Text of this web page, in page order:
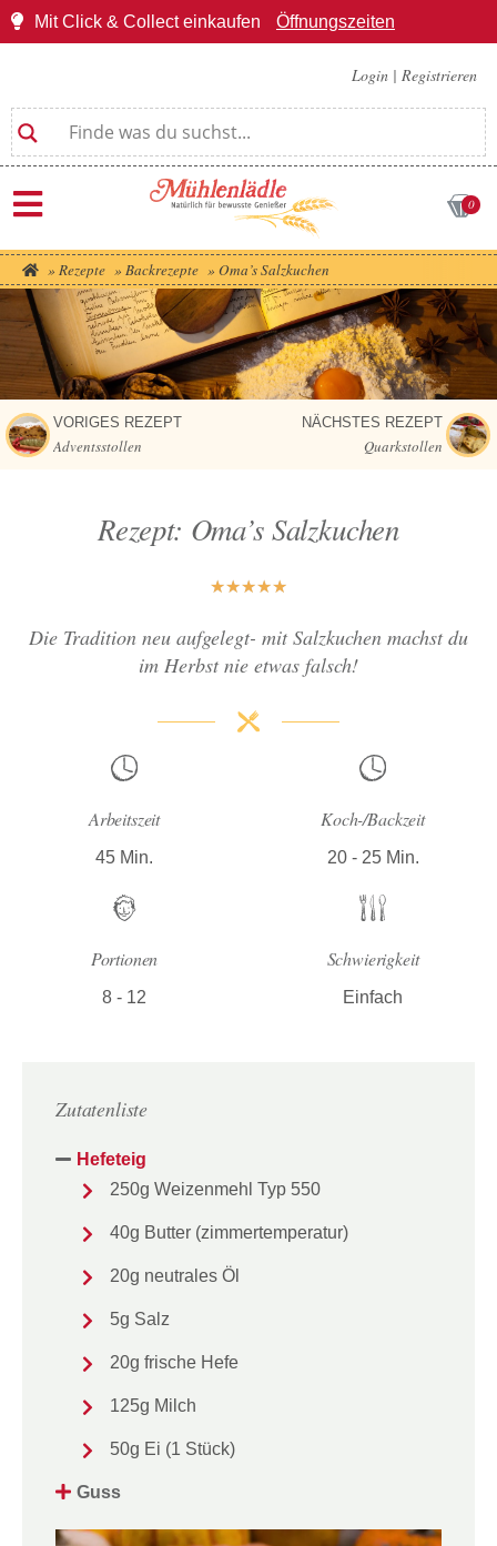
Mit Click & Collect einkaufen Öffnungszeiten
Login | Registrieren
0
» Rezepte » Backrezepte » Oma’s Salzkuchen
VORIGES REZEPT
Adventsstollen
NÄCHSTES REZEPT
Quarkstollen
Rezept: Oma’s Salzkuchen
★★★★★
Die Tradition neu aufgelegt- mit Salzkuchen machst du
im Herbst nie etwas falsch!
Arbeitszeit
45 Min.
Koch-/Backzeit
20 - 25 Min.
Portionen
8 - 12
Schwierigkeit
Einfach
Zutatenliste
Hefeteig
250g Weizenmehl Typ 550
40g Butter (zimmertemperatur)
20g neutrales Öl
5g Salz
20g frische Hefe
125g Milch
50g Ei (1 Stück)
Guss